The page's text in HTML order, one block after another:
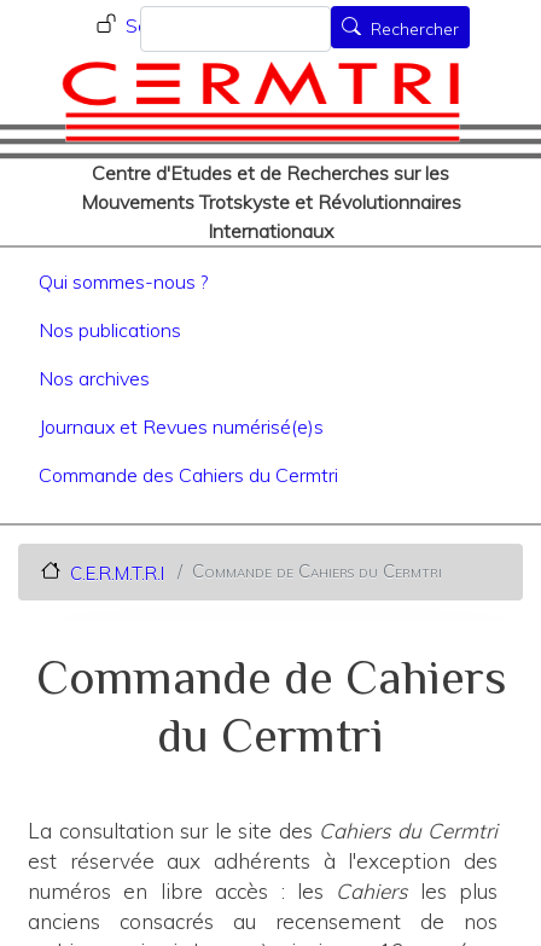
au
contenu
principal
Menu du compte de
Se connecter
Centre d'Etudes et de Recherches sur les
Mouvements Trotskyste et Révolutionnaires
Internationaux
Rechercher Rechercher
Navigation principale
Qui sommes-nous ?
Nos publications
Nos archives
Journaux et Revues numérisé(e)s
Commande des Cahiers du Cermtri
C.E.R.M.T.R.I Commande de Cahiers du Cermtri
Commande de Cahiers
du Cermtri
La consultation sur le site des Cahiers du Cermtri
est réservée aux adhérents à l'exception des
numéros en libre accès : les Cahiersles plus
anciens consacrés au recensement de nos